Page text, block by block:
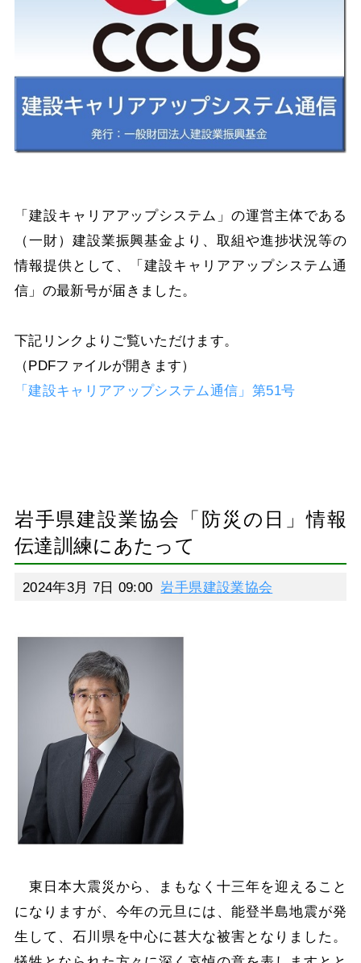
「建設キャリアアップシステム」の運営主体である
（一財）建設業振興基金より、取組や進捗状況等の
情報提供として、「建設キャリアアップシステム通
信」の最新号が届きました。
下記リンクよりご覧いただけます。
（PDFファイルが開きます）
「建設キャリアアップシステム通信」第51号
岩手県建設業協会「防災の日」情報
伝達訓練にあたって
2024年3月 7日 09:00 岩手県建設業協会
東日本大震災から、まもなく十三年を迎えること
になりますが、今年の元旦には、能登半島地震が発
生して、石川県を中心に甚大な被害となりました。